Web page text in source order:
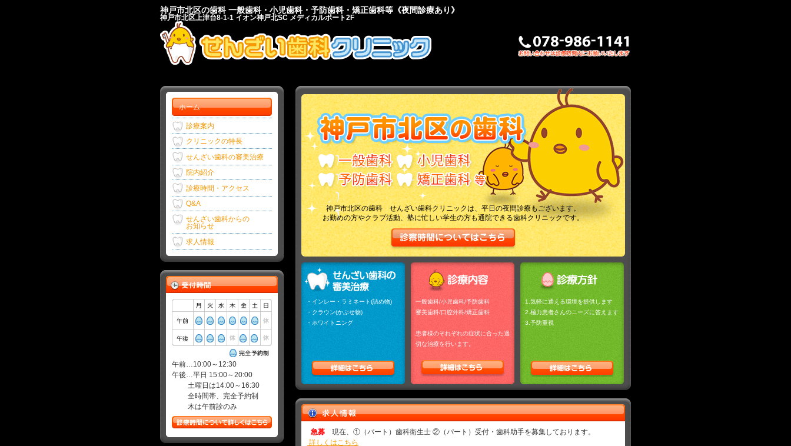
神戸市北区の歯科 一般歯科・小児歯科・予防歯科・矯正歯科等《夜間診療あり》
神戸市北区上津台8-1-1 イオン神戸北SC メディカルポート2F
神戸市北区の歯科 せんざい歯科クリニックは、平日の夜間診療もございます。
お勤めの方やクラブ活動、塾に忙しい学生の方も通院できる歯科クリニックです。
・ インレー・ラミネート(詰め物)
・クラウン(かぶせ物)
・ホワイトニング
一般歯科/小児歯科/予防歯科
審美歯科/口腔外科/矯正歯科
患者様のそれぞれの症状に合った適
切な治療を行います。
1.気軽に通える環境を提供します
2.極力患者さんのニーズに答えます
3.予防重視
急募 現在、①（パート）歯科衛生士 ②（パート）受付・歯科助手を募集しております。
詳しくはこちら
ホーム
診療案内
クリニックの特長
せんざい歯科の審美治療
院内紹介
診療時間・アクセス
Q&A
せんざい歯科からの
お知らせ
求人情報
午前…10:00～12:30
午後…平日 15:00～20:00
土曜日は14:00～16:30
全時間帯、完全予約制
木は午前診のみ